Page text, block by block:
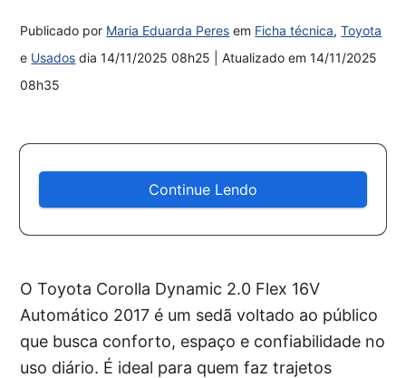
Publicado por Maria Eduarda Peres em Ficha técnica,Toyota
e Usados dia14/11/2025 08h25 | Atualizado em14/11/2025
08h35
Continue Lendo
O Toyota Corolla Dynamic 2.0 Flex 16V
Automático 2017 é um sedã voltado ao público
que busca conforto, espaço e confiabilidade no
uso diário. É ideal para quem faz trajetos